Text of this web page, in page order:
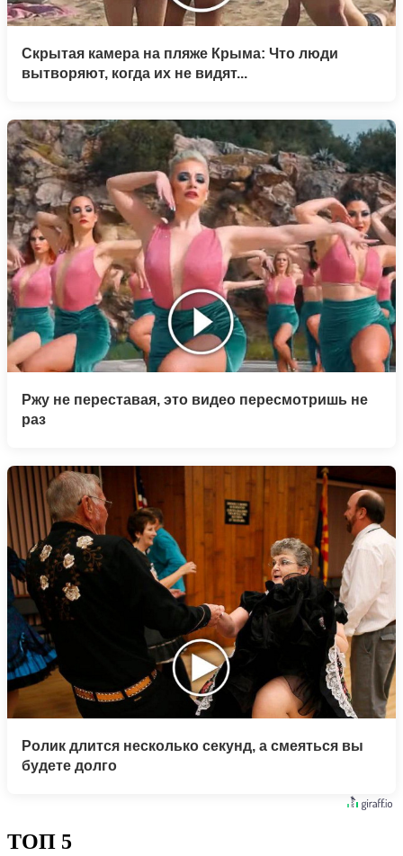
Скрытая камера на пляже Крыма: Что люди
вытворяют, когда их не видят...
Ржу не переставая, это видео пересмотришь не
раз
Ролик длится несколько секунд, а смеяться вы
будете долго
ТОП 5